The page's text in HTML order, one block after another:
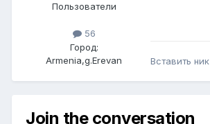
Пользователи
56
Город:
Armenia,g.Erevan
Вставить ник
Join the conversation